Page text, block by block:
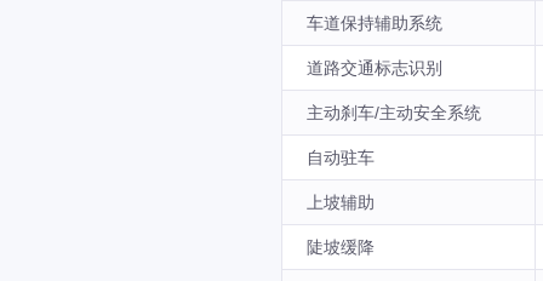
车道保持辅助系统
道路交通标志识别
主动刹车/主动安全系统
自动驻车
上坡辅助
陡坡缓降